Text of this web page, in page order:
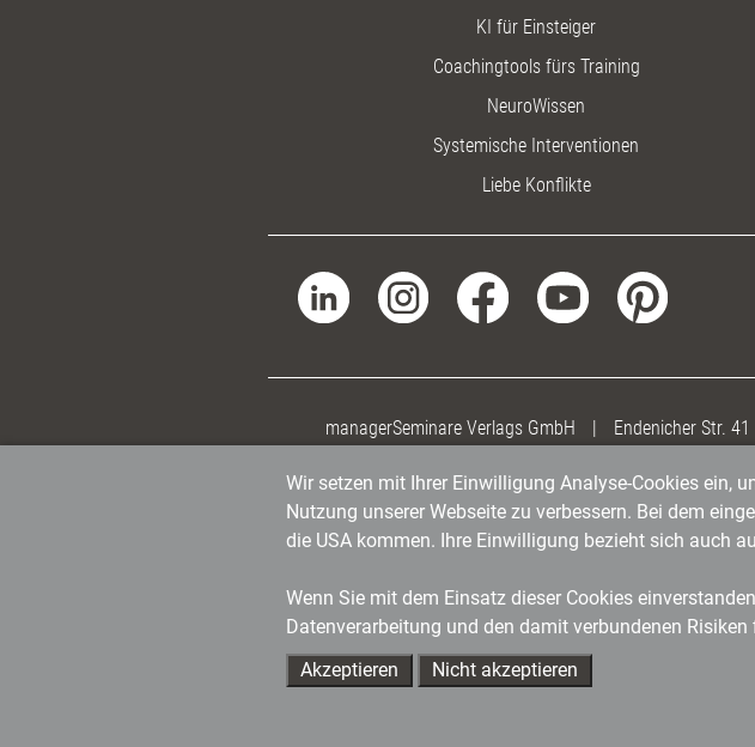
KI für Einsteiger
Coachingtools fürs Training
NeuroWissen
Systemische Interventionen
Liebe Konflikte
managerSeminare Verlags GmbH | Endenicher Str. 41
Wir setzen mit Ihrer Einwilligung Analyse-Cookies ein,
Nutzung unserer Webseite zu verbessern. Bei dem
die USA kommen. Ihre Einwilligung bezieht sich auch
Wenn Sie mit dem Einsatz dieser Cookies
Datenverarbeitung und den damit verbundenen Risiken
Akzeptieren
Nicht akzeptieren